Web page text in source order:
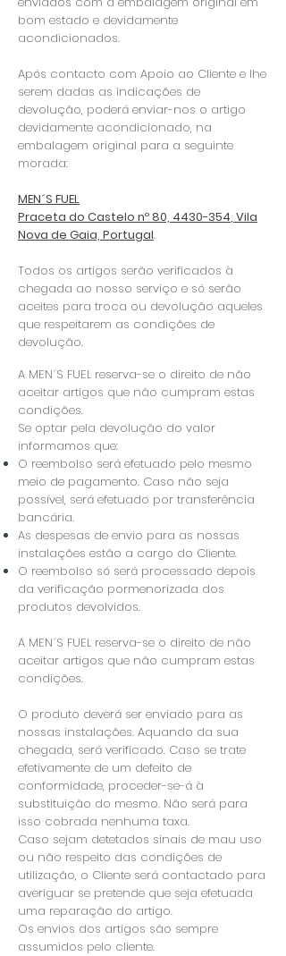
bom estado e devidamente
acondicionados.
Após contacto com Apoio ao Cliente e lhe
serem dadas as indicações de
devolução, poderá enviar-nos o artigo
devidamente acondicionado, na
embalagem original para a seguinte
morada:
MEN´S FUEL
Praceta do Castelo nº 80, 4430-354, Vila
Nova de Gaia, Portugal.
Todos os artigos serão verificados à
chegada ao nosso serviço e só serão
aceites para troca ou devolução aqueles
que respeitarem as condições de
devolução.
A MEN´S FUEL reserva-se o direito de não
aceitar artigos que não cumpram estas
condições.
Se optar pela devolução do valor
informamos que:
O reembolso será efetuado pelo mesmo
meio de pagamento. Caso não seja
possível, será efetuado por transferência
bancária.
As despesas de envio para as nossas
instalações estão a cargo do Cliente.
O reembolso só será processado depois
da verificação pormenorizada dos
produtos devolvidos.
A MEN´S FUEL reserva-se o direito de não
aceitar artigos que não cumpram estas
condições.
O produto deverá ser enviado para as
nossas instalações. Aquando da sua
chegada, será verificado. Caso se trate
efetivamente de um defeito de
conformidade, proceder-se-á à
substituição do mesmo. Não será para
isso cobrada nenhuma taxa.
Caso sejam detetados sinais de mau uso
ou não respeito das condições de
utilização, o Cliente será contactado para
averiguar se pretende que seja efetuada
uma reparação do artigo.
Os envios dos artigos são sempre
assumidos pelo cliente.